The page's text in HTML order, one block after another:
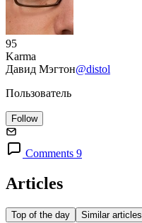
95
Karma
Давид Мэгтон@distol
Пользователь
Follow
Comments 9
Articles
Top of the day Similar articles